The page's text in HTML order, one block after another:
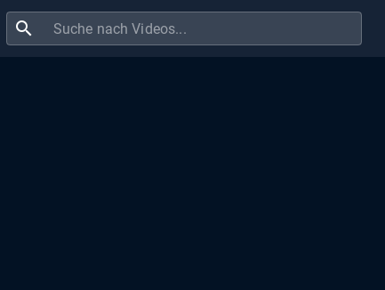
search